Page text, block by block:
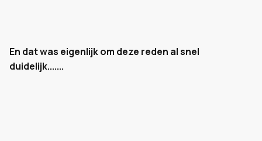
En dat was eigenlijk om deze reden al snel
duidelijk.......